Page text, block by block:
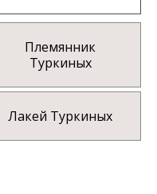
Племянник
Туркиных
Лакей Туркиных